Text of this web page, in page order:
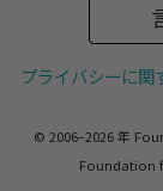
プライバシーに関
© 2006–2026 年
Foundation